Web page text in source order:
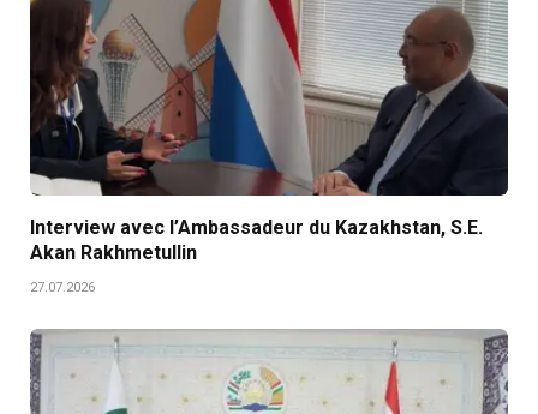
Interview avec l’Ambassadeur du Kazakhstan, S.E.
Akan Rakhmetullin
27.07.2026